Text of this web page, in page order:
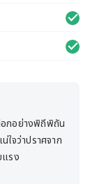
อกอย่างพิถีพิถัน
ใจว่าปราศจาก
แรง